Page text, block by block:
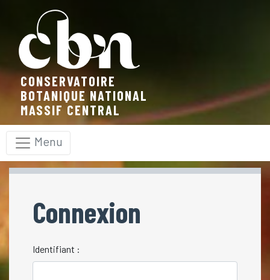
CONSERVATOIRE
BOTANIQUE NATIONAL
MASSIF CENTRAL
Menu
Connexion
Identifiant :
Panneau de gestion des cookies